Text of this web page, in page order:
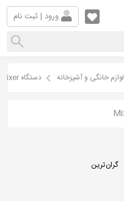
ورود | ثبت نام
لوازم خانگی و آشپزخانه دستگاه Mixer
گران ترین